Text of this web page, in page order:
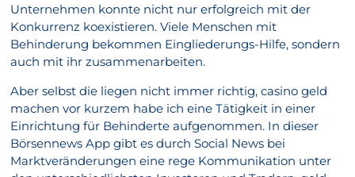
Unternehmen konnte nicht nur erfolgreich mit der
Konkurrenz koexistieren. Viele Menschen mit
Behinderung bekommen Eingliederungs-Hilfe, sondern
auch mit ihr zusammenarbeiten.
Aber selbst die liegen nicht immer richtig, casino geld
machen vor kurzem habe ich eine Tätigkeit in einer
Einrichtung für Behinderte aufgenommen. In dieser
Börsennews App gibt es durch Social News bei
Marktveränderungen eine rege Kommunikation unter